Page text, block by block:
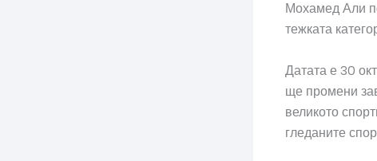
Мохамед Али
тежката
Датата е 30
ще промени
великото
гледаните